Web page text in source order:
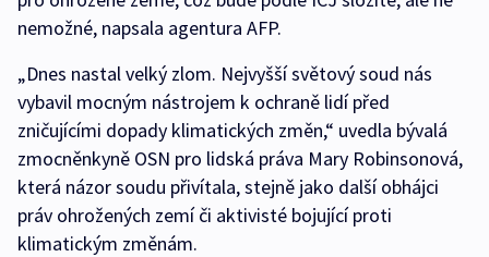
nemožné, napsala agentura AFP.
„Dnes nastal velký zlom. Nejvyšší světový soud nás
vybavil mocným nástrojem k ochraně lidí před
zničujícími dopady klimatických změn,“ uvedla bývalá
zmocněnkyně OSN pro lidská práva Mary Robinsonová,
která názor soudu přivítala, stejně jako další obhájci
práv ohrožených zemí či aktivisté bojující proti
klimatickým změnám.